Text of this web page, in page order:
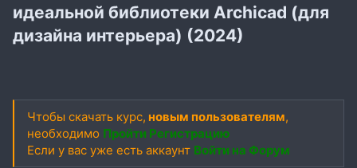
идеальной библиотеки Archicad (для
дизайна интерьера) (2024)
Чтобы скачать курс, новым пользователям,
необходимо Пройти Регистрацию
Если у вас уже есть аккаунт Войти на Форум